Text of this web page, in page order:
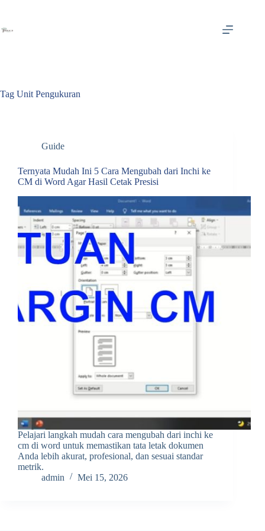
content
Tag Unit Pengukuran
Guide
Ternyata Mudah Ini 5 Cara Mengubah dari Inchi ke
CM di Word Agar Hasil Cetak Presisi
Pelajari langkah mudah cara mengubah dari inchi ke
cm di word untuk memastikan tata letak dokumen
Anda lebih akurat, profesional, dan sesuai standar
metrik.
admin
Mei 15, 2026